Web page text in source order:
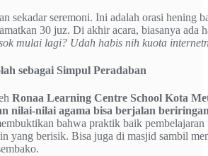
sekadar seremoni. Ini adalah orasi hening
30 juz. Di akhir acara, biasanya ada
mulai lagi? Udah habis nih kuota
sebagai Simpul Peradaban
Ronaa Learning Centre School Kota
nilai-nilai agama bisa berjalan
bahwa praktik baik pembelajaran
yang berisik. Bisa juga di masjid sambil